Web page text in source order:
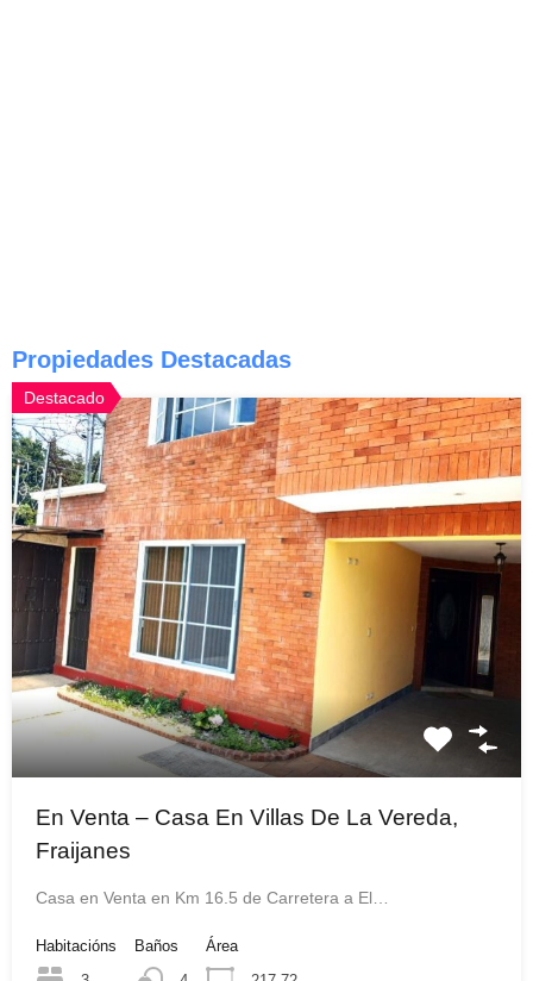
Propiedades Destacadas
Destacado
En Venta – Casa En Villas De La Vereda,
Fraijanes
Casa en Venta en Km 16.5 de Carretera a El…
Habitacións
Baños
Área